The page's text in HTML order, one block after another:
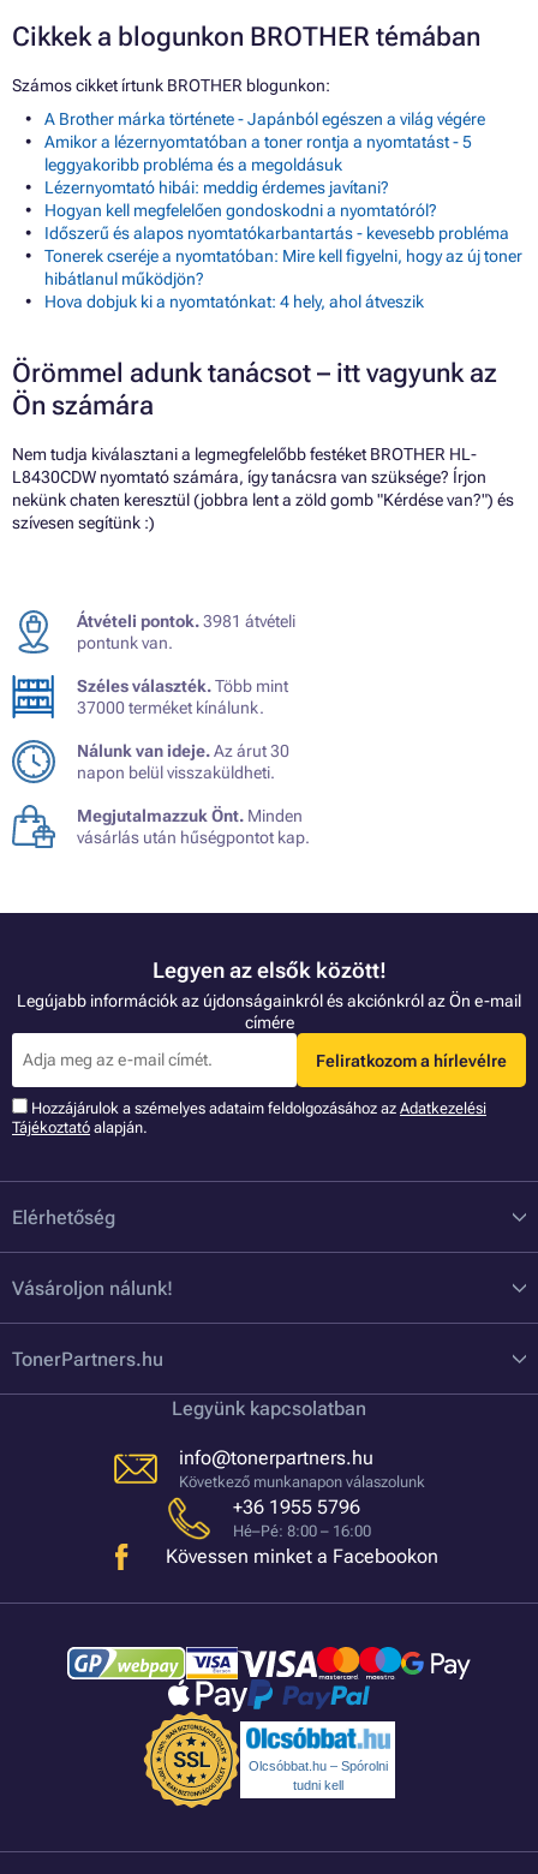
Cikkek a blogunkon BROTHER témában
Számos cikket írtunk BROTHER blogunkon:
A Brother márka története - Japánból egészen a világ végére
Amikor a lézernyomtatóban a toner rontja a nyomtatást - 5
leggyakoribb probléma és a megoldásuk
Lézernyomtató hibái: meddig érdemes javítani?
Hogyan kell megfelelően gondoskodni a nyomtatóról?
Időszerű és alapos nyomtatókarbantartás - kevesebb probléma
Tonerek cseréje a nyomtatóban: Mire kell figyelni, hogy az új toner
hibátlanul működjön?
Hova dobjuk ki a nyomtatónkat: 4 hely, ahol átveszik
Örömmel adunk tanácsot – itt vagyunk az
Ön számára
Nem tudja kiválasztani a legmegfelelőbb festéket BROTHER HL-
L8430CDW nyomtató számára, így tanácsra van szüksége? Írjon
nekünk chaten keresztül (jobbra lent a zöld gomb "Kérdése van?") és
szívesen segítünk :)
Átvételi pontok.3981 átvételi
pontunk van.
Széles választék.Több mint
37000 terméket kínálunk.
Nálunk van ideje.Az árut 30
napon belül visszaküldheti.
Megjutalmazzuk Önt. Minden
vásárlás után hűségpontot kap.
Legyen az elsők között!
Legújabb információk az újdonságainkról és akciónkról az Ön e-mail
címére
Feliratkozom a hírlevélre
Hozzájárulok a szémelyes adataim feldolgozásához az Adatkezelési
Tájékoztató alapján.
Elérhetőség
Vásároljon nálunk!
TonerPartners.hu
Legyünk kapcsolatban
info@tonerpartners.hu
Következő munkanapon válaszolunk
+36 1955 5796
Hé–Pé: 8:00 – 16:00
Kövessen minket a Facebookon
Olcsóbbat.hu – Spórolni
tudni kell